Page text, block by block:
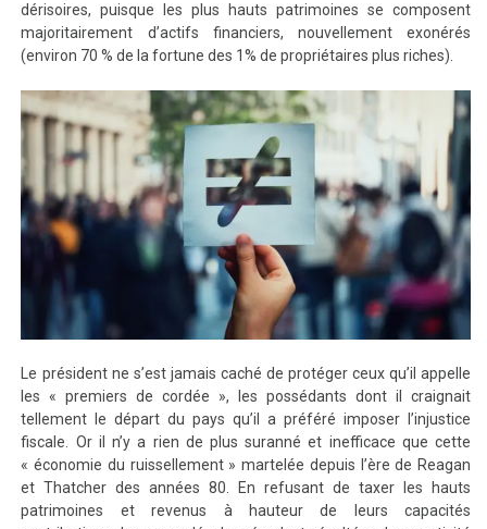
dérisoires, puisque les plus hauts patrimoines se composent
majoritairement d’actifs financiers, nouvellement exonérés
(environ 70 % de la fortune des 1% de propriétaires plus riches).
Le président ne s’est jamais caché de protéger ceux qu’il appelle
les « premiers de cordée », les possédants dont il craignait
tellement le départ du pays qu’il a préféré imposer l’injustice
fiscale. Or il n’y a rien de plus suranné et inefficace que cette
« économie du ruissellement » martelée depuis l’ère de Reagan
et Thatcher des années 80. En refusant de taxer les hauts
patrimoines et revenus à hauteur de leurs capacités